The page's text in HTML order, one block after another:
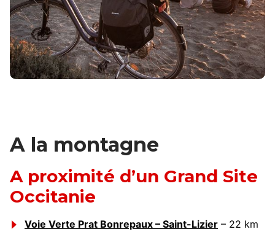
A la montagne
A proximité d’un Grand Site
Occitanie
Voie Verte Prat Bonrepaux – Saint-Lizier – 22 km